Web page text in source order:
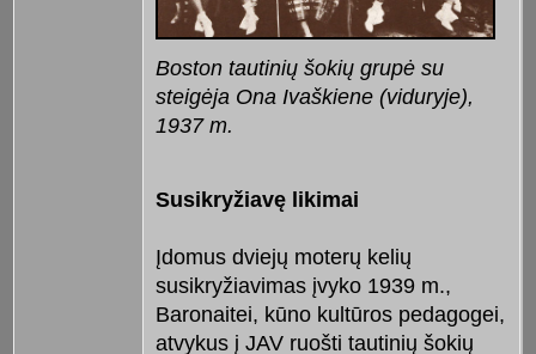
Boston tautinių šokių grupė su
steigėja Ona Ivaškiene (viduryje),
1937 m.
Susikryžiavę likimai
Įdomus dviejų moterų kelių
susikryžiavimas įvyko 1939 m.,
Baronaitei, kūno kultūros pedagogei,
atvykus į JAV ruošti tautinių šokių